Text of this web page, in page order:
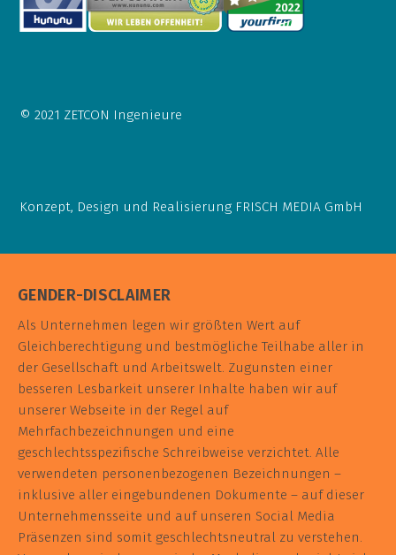
© 2021 ZETCON Ingenieure
Konzept, Design und Realisierung FRISCH MEDIA GmbH
GENDER-DISCLAIMER
Als Unternehmen legen wir größten Wert auf
Gleichberechtigung und bestmögliche Teilhabe aller in
der Gesellschaft und Arbeitswelt. Zugunsten einer
besseren Lesbarkeit unserer Inhalte haben wir auf
unserer Webseite in der Regel auf
Mehrfachbezeichnungen und eine
geschlechtsspezifische Schreibweise verzichtet. Alle
verwendeten personenbezogenen Bezeichnungen –
inklusive aller eingebundenen Dokumente – auf dieser
Unternehmensseite und auf unseren Social Media
Präsenzen sind somit geschlechtsneutral zu verstehen.